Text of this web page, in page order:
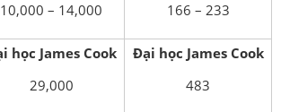
10,000 – 14,000
166 – 233
học James Cook
29,000
Đại học James Cook
483